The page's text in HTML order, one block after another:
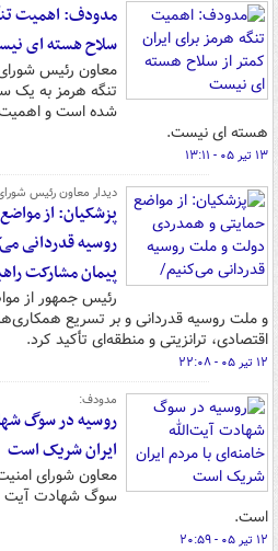
مدودف: اهمیت
سلاح هسته ای
معاون رئیس
تنگه هرمز به یک
شده است و اهمیت
هسته ای نیست.
۱۳ تیر ۰۵ - ۱۳:۱۱
دیدار معاون رئیس
پزشکیان: از
روسیه قدردانی
پیمان مشارکت
رئیس جمهور از
و ملت روسیه قدردانی و بر تسریع
اقتصادی، ترانزیتی و منطقه‌ای تأکید کرد.
۱۲ تیر ۰۵ - ۲۲:۰۸
مدودف:
روسیه در سوگ
ایران شریک است
معاون شورای
سوگ شهادت آیت
است.
۱۲ تیر ۰۵ - ۲۰:۵۹